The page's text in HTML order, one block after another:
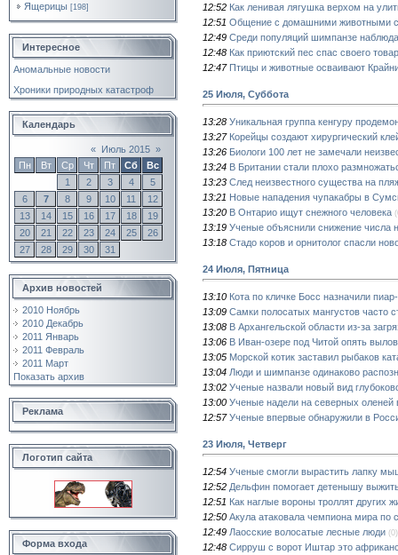
Ящерицы [198]
Интересное
Аномальные новости
Хроники природных катастроф
Календарь
« Июль 2015 »
Пн
Вт Ср Чт Пт Сб
Вс
1
2 3 4
5
6
7 8 9 10 11
12
13
14 15 16 17 18
19
20
21 22 23 24 25
26
27
28 29 30 31
Архив новостей
2010 Ноябрь
2010 Декабрь
2011 Январь
2011 Февраль
2011 Март
Показать архив
Реклама
Логотип сайта
Форма входа
12:52 Как ленивая лягушка верхом на
12:51 Общение с домашними животными
12:49 Среди популяций шимпанзе
12:48 Как приютский пес спас своего
12:47 Птицы и животные осваивают
25 Июля, Суббота
13:28 Уникальная группа кенгуру
13:27 Корейцы создают хирургический
13:26 Биологи 100 лет не замечали
13:24 В Британии стали плохо
13:23 След неизвестного существа на
13:21 Новые нападения чупакабры в
13:20 В Онтарио ищут снежного человека
13:19 Ученые объяснили снижение числа
13:18 Стадо коров и орнитолог спасли
24 Июля, Пятница
13:10 Кота по кличке Босс назначили
13:09 Самки полосатых мангустов часто
13:08 В Архангельской области из-за
13:06 В Иван-озере под Читой опять
13:05 Морской котик заставил рыбаков
13:04 Люди и шимпанзе одинаково
13:02 Ученые назвали новый вид
13:00 Ученые надели на северных
12:57 Ученые впервые обнаружили в
23 Июля, Четверг
12:54 Ученые смогли вырастить лапку
12:52 Дельфин помогает детенышу
12:51 Как наглые вороны троллят других
12:50 Акула атаковала чемпиона мира по
12:49 Лаосские волосатые лесные люди (0)
12:48 Сирруш с ворот Иштар это